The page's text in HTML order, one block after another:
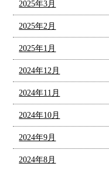
2025年3月
2025年2月
2025年1月
2024年12月
2024年11月
2024年10月
2024年9月
2024年8月